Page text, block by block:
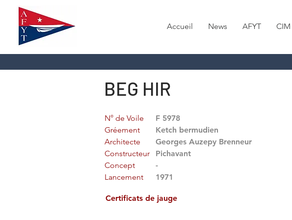
Accueil News AFYT CIM
BEG HIR
N° de Voile
F 5978
Gréement
Ketch bermudien
Architecte
Georges Auzepy Brenneur
Constructeur
Pichavant
Concept
-
Lancement
1971
Certificats de jauge